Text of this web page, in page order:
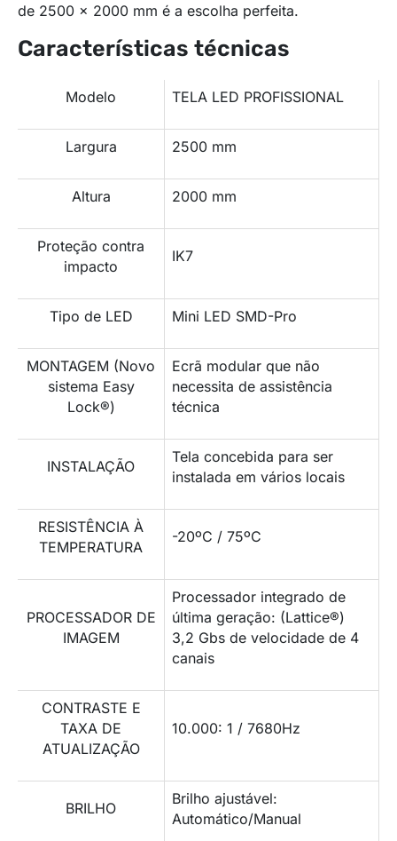
de 2500 x 2000 mm é a escolha perfeita.
Características técnicas
Modelo TELA LED PROFISSIONAL
Largura 2500 mm
Altura 2000 mm
Proteção contra
impacto
IK7
Tipo de LED Mini LED SMD-Pro
MONTAGEM (Novo
sistema Easy
Lock®)
Ecrã modular que não
necessita de assistência
técnica
INSTALAÇÃO
Tela concebida para ser
instalada em vários locais
RESISTÊNCIA À
TEMPERATURA
-20ºC / 75ºC
PROCESSADOR DE
IMAGEM
Processador integrado de
última geração: (Lattice®)
3,2 Gbs de velocidade de 4
canais
CONTRASTE E
TAXA DE
ATUALIZAÇÃO
10.000: 1 / 7680Hz
BRILHO
Brilho ajustável:
Automático/Manual